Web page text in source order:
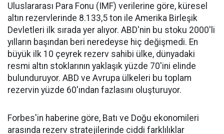
Uluslararası Para Fonu (IMF) verilerine göre, küresel
altın rezervlerinde 8.133,5 ton ile Amerika Birleşik
Devletleri ilk sırada yer alıyor. ABD'nin bu stoku 2000'li
yılların başından beri neredeyse hiç değişmedi. En
büyük ilk 10 çeyrek rezerv sahibi ülke, dünyadaki
resmi altın stoklarının yaklaşık yüzde 70'ini elinde
bulunduruyor. ABD ve Avrupa ülkeleri bu toplam
rezervin yüzde 60'ından fazlasını oluşturuyor.
Forbes'in haberine göre, Batı ve Doğu ekonomileri
arasında rezerv stratejilerinde ciddi farklılıklar